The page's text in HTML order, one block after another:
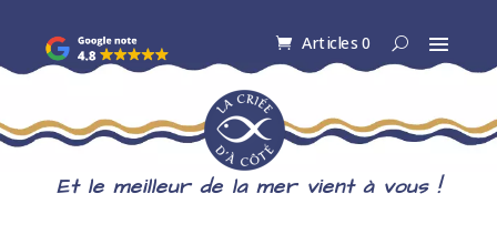
Articles 0
Et le meilleur de la mer vient à vous !